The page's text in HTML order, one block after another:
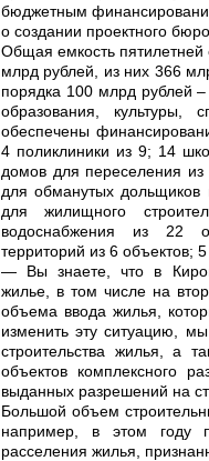
бюджетным
о создании проектного
Общая емкость пятилетней
млрд рублей, из них 366
порядка 100 млрд рублей
образования,
обеспечены
4 поликлиники из 9; 14
домов для переселения
для обманутых дольщиков
для жилищного
водоснабжения из 22
территорий из 6 объектов;
— Вы знаете, что в
жилье, в том числе на
объема ввода жилья,
изменить эту ситуацию,
строительства жилья, а
объектов комплексного
выданных разрешений на
Большой объем
например, в этом году
расселения жилья,